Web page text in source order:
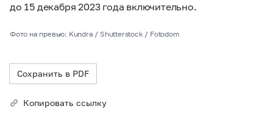
до 15 декабря 2023 года включительно.
Фото на превью: Kundra / Shutterstock / Fotodom
Сохранить в PDF
Копировать ссылку